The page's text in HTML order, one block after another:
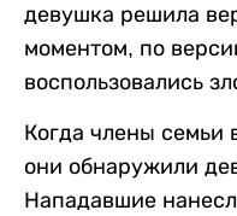
девушка решила
моментом, по
воспользовались
Когда члены семьи
они обнаружили
Нападавшие